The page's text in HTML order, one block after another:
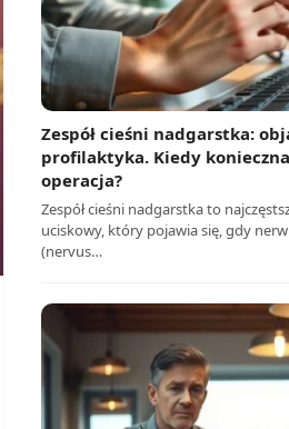
Zespół cieśni nadgarstka:
profilaktyka. Kiedy
operacja?
Zespół cieśni nadgarstka to
uciskowy, który pojawia się, gdy
(nervus…